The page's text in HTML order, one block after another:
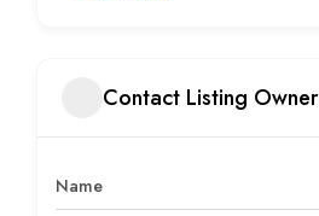
Contact Listing Owner